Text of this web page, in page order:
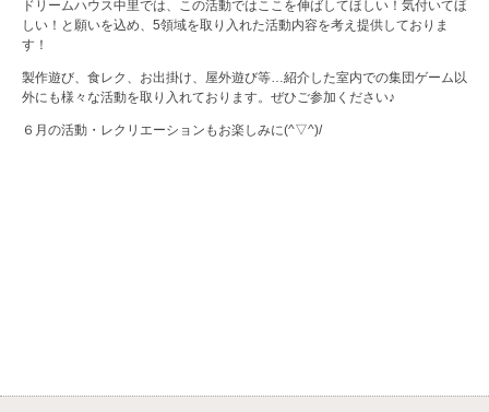
ドリームハウス中里では、この活動ではここを伸ばしてほしい！気付いてほ
しい！と願いを込め、5領域を取り入れた活動内容を考え提供しておりま
す！
製作遊び、食レク、お出掛け、屋外遊び等…紹介した室内での集団ゲーム以
外にも様々な活動を取り入れております。ぜひご参加ください♪
６月の活動・レクリエーションもお楽しみに(^▽^)/